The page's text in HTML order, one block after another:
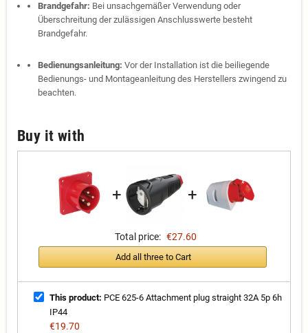
Brandgefahr: Bei unsachgemäßer Verwendung oder
Überschreitung der zulässigen Anschlusswerte besteht
Brandgefahr.
Bedienungsanleitung: Vor der Installation ist die beiliegende
Bedienungs- und Montageanleitung des Herstellers zwingend zu
beachten.
Buy it with
+ +
Total price: €27.60
Add all three to Cart
This product: PCE 625-6 Attachment plug straight 32A 5p 6h
IP44
€19.70